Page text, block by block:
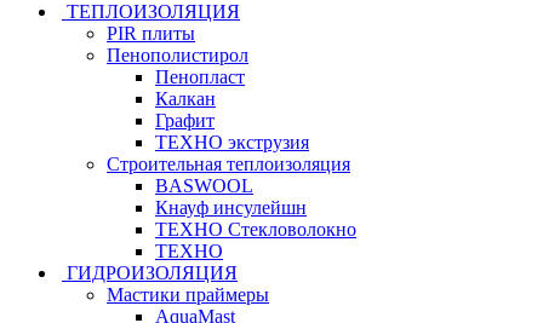
ТЕПЛОИЗОЛЯЦИЯ
PIR плиты
Пенополистирол
Пенопласт
Калкан
Графит
ТЕХНО экструзия
Строительная теплоизоляция
BASWOOL
Кнауф инсулейшн
ТЕХНО Стекловолокно
ТЕХНО
ГИДРОИЗОЛЯЦИЯ
Мастики праймеры
AquaMast